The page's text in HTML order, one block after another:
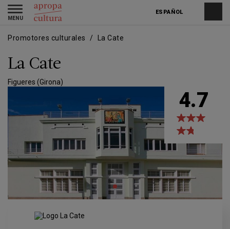
Pasar
contenido
Skip
main
ESPAÑOL
Toggle
navigation
Promotores culturales La Cate
La Cate
Figueres (Girona)
4.7